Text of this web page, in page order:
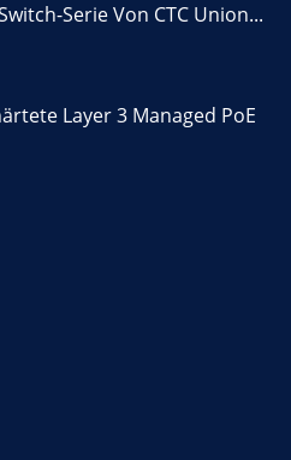
Serie Von CTC Union...
Layer 3 Managed PoE